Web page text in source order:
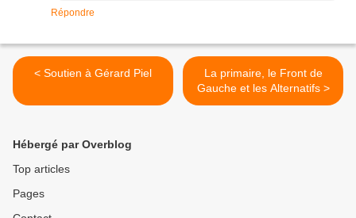
Répondre
< Soutien à Gérard Piel
La primaire, le Front de
Gauche et les Alternatifs >
Hébergé par Overblog
Top articles
Pages